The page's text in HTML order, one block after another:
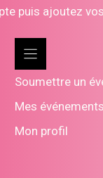
puis ajoutez
Soumettre un
Mes événements
Mon profil